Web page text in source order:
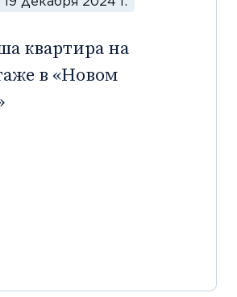
квартира на
в «Новом